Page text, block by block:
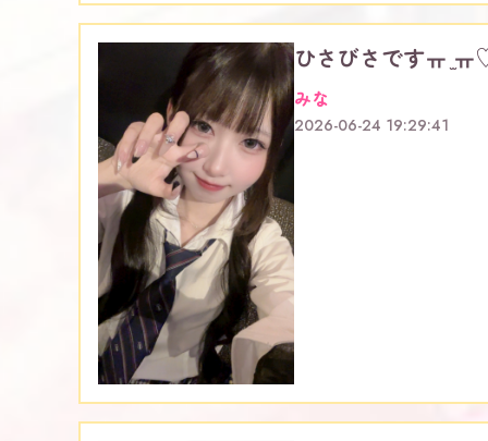
ひさびさですㅠ‪
みな
2026-06-24 19:29:41